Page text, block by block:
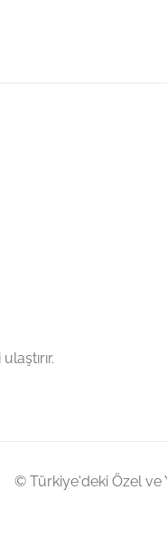
© Türkiye'deki Özel ve